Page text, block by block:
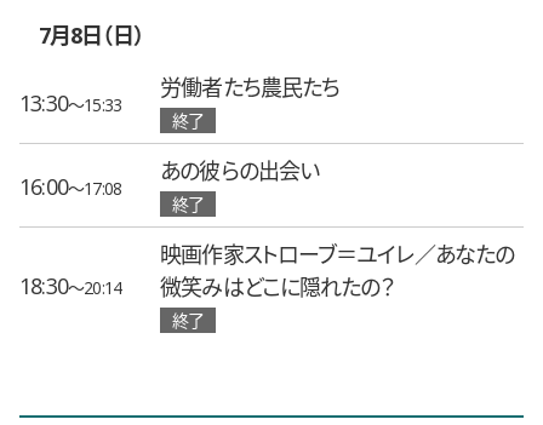
7月8日（日）
13:30〜15:33
労働者たち農民たち
終了
16:00〜17:08
あの彼らの出会い
終了
18:30〜20:14
映画作家ストローブ＝ユイレ／あなたの
微笑みはどこに隠れたの？
終了